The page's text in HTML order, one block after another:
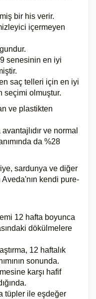
bir his verir.
içermeyen
senesinin en iyi
saç telleri için en iyi
seçimi olmuştur.
ve plastikten
ve normal
da %28
sardunya ve diğer
kendi pure-
12 hafta boyunca
dökülmelere
12 haftalık
sonunda.
karşı hafif
tüpler ile eşdeğer